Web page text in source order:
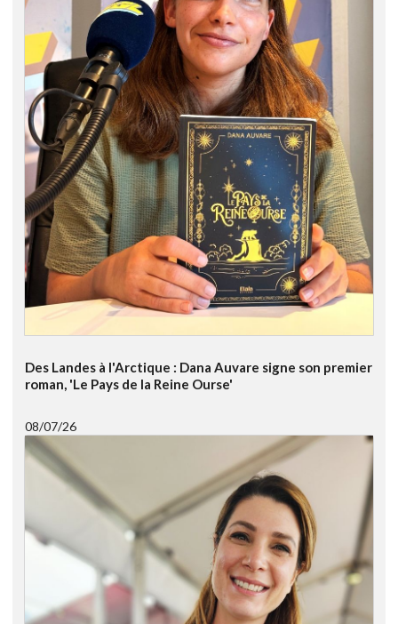
Des Landes à l'Arctique : Dana Auvare signe son premier
roman, 'Le Pays de la Reine Ourse'
08/07/26